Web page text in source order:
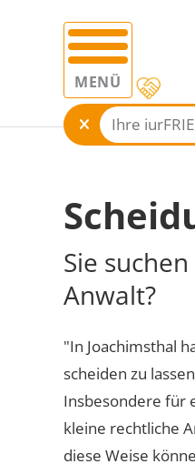
MENÜ
Sie
Anwalt?
"In Joachimsthal
scheiden zu
Insbesondere für
kleine rechtliche
diese Weise